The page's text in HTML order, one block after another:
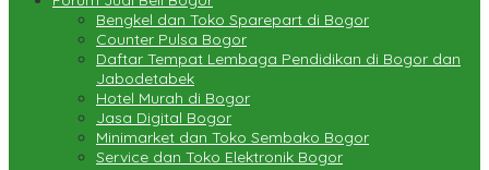
Bengkel dan Toko Sparepart di Bogor
Counter Pulsa Bogor
Daftar Tempat Lembaga Pendidikan di Bogor dan
Jabodetabek
Hotel Murah di Bogor
Jasa Digital Bogor
Minimarket dan Toko Sembako Bogor
Service dan Toko Elektronik Bogor